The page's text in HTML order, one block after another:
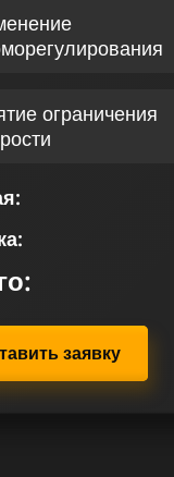
ограничения
заявку